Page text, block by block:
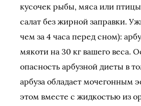
кусочек рыбы, мяса или
салат без жирной заправки.
чем за 4 часа перед сном):
мякоти на 30 кг вашего веса.
опасность арбузной диеты в
арбуза обладает мочегонным
этом вместе с жидкостью из